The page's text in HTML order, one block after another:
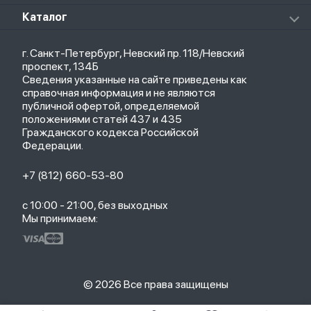
Стилусы
Товары для детей
Саундбары
Мониторы
ТВ-приставки
Чехлы
Рюкзаки
Кабели
Зарядные устройства
О магазине
Политика конфиденциальности
Оплата и доставка
Партнерская программа
Гарантия
Обмен и возврат
Бонусы
Trade-in
Каталог
Новые поступления
Популярное
Акции
г. Санкт-Петербург, Невский пр. 118/Невский
проспект, 134Б
Сведения указанные на сайте приведены как
справочная информация и не являются
публичной офертой, определяемой
положениями статей 437 и 435
Гражданского кодекса Российской
Федерации.
+7 (812) 660-53-80
с 10:00 - 21:00, без выходных
Мы принимаем:
© 2026 Все права защищены